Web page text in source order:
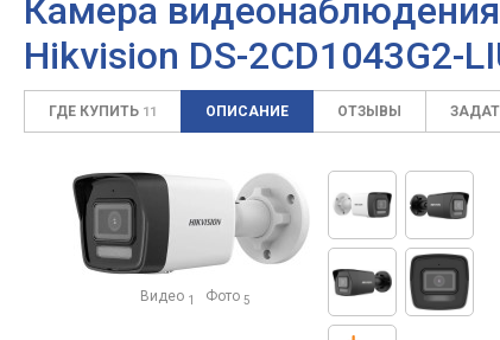
Камера видеонаблюдения
Hikvision DS-2CD1043G2-
ГДЕ КУПИТЬ 11 ОПИСАНИЕ ОТЗЫВЫ
Видео 1 Фото 5